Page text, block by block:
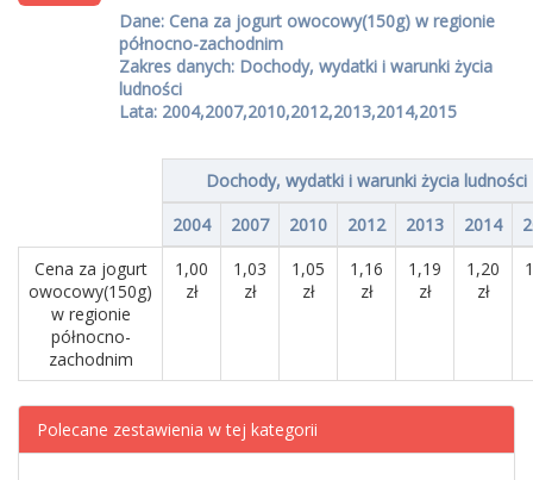
Dane: Cena za jogurt owocowy(150g) w regionie
północno-zachodnim
Zakres danych: Dochody, wydatki i warunki życia
ludności
Lata: 2004,2007,2010,2012,2013,2014,2015
Dochody, wydatki i warunki życia ludności
2004
2007 2010 2012 2013 2014
Cena za jogurt
owocowy(150g)
w regionie
północno-
zachodnim
1,00
zł
1,03
zł
1,05
zł
1,16
zł
1,19
zł
1,20
zł
Polecane zestawienia w tej kategorii